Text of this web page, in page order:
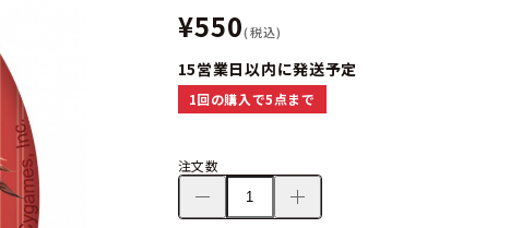
¥550(税込)
15営業日以内に発送予定
1回の購入で5点まで
注文数